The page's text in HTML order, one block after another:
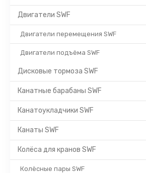
Двигатели SWF
Двигатели перемещения SWF
Двигатели подъёма SWF
Дисковые тормоза SWF
Канатные барабаны SWF
Канатоукладчики SWF
Канаты SWF
Колёса для кранов SWF
Колёсные пары SWF